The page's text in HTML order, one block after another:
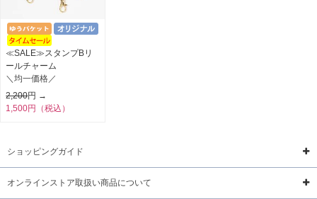
≪SALE≫スタンプBリ
ールチャーム
＼均一価格／
2,200円 →
1,500円（税込）
ショッピングガイド
オンラインストア取扱い商品について